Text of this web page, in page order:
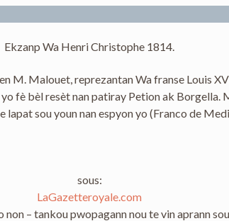
Ekzanp Wa Henri Christophe 1814.
M. Malouet, reprezantan Wa franse Louis
fè bèl resèt nan patiray Petion ak Borgella.
sou youn nan espyon yo (Franco de
sous:
LaGazetteroyale.com
non – tankou pwopagann nou te vin aprann